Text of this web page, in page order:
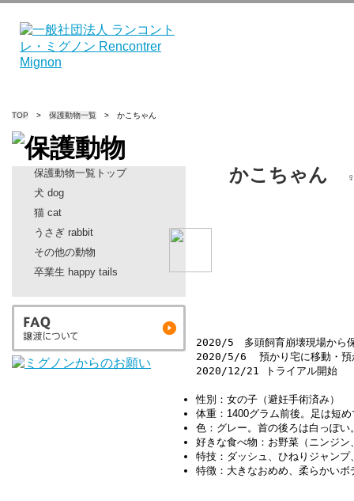
TOP > 保護動物一覧 > かこちゃん
保護動物一覧トップ
犬 dog
猫 cat
うさぎ rabbit
その他の動物
卒業生 happy tails
かこちゃん
2020/5　多頭飼育崩壊現場から
2020/5/6  預かり宅に移動・預
2020/12/21 トライアル開始
性別：女の子（避妊手術済み）
体重：1400グラム前後。足は短
色：グレー。首の後ろは白っぽ
好きな食べ物：お野菜（ニンジ
特技：ダッシュ、ひねりジャン
特徴：大きなおめめ、柔らかいボ